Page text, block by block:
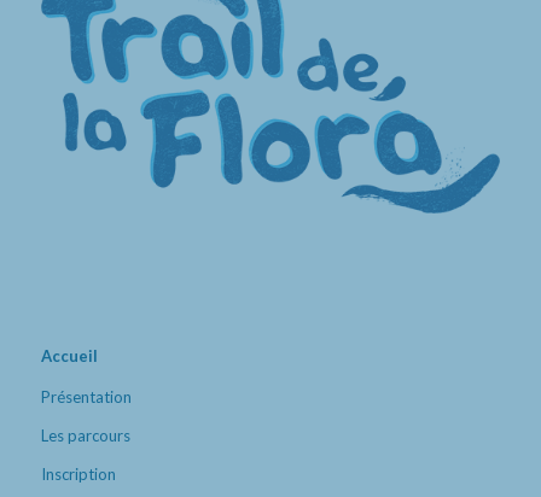
Accueil
Présentation
Les parcours
Inscription